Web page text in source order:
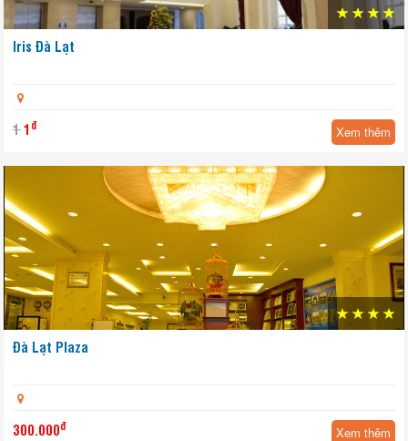
Iris Đà Lạt
11 đ Xem thêm
Đà Lạt Plaza
300.000đ Xem thêm